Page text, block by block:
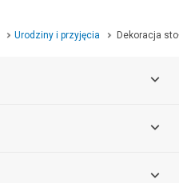
Urodziny i przyjęcia Dekoracja